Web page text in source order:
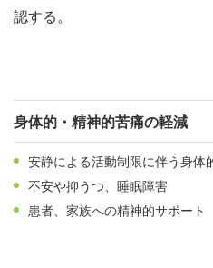
認する。
身体的・精神的苦痛の軽減
安静による活動制限に伴う身体
不安や抑うつ、睡眠障害
患者、家族への精神的サポート